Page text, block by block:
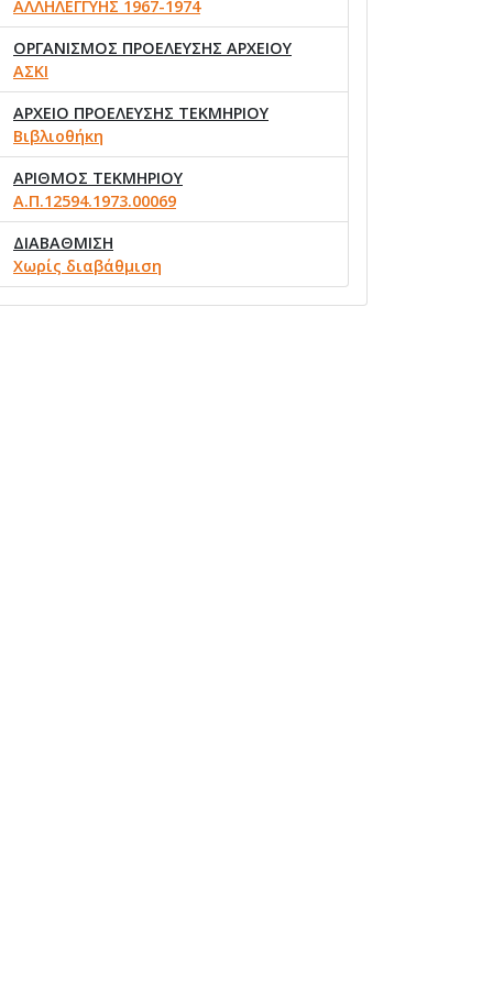
ΑΛΛΗΛΕΓΓΥΗΣ 1967-1974
ΟΡΓΑΝΙΣΜΟΣ ΠΡΟΕΛΕΥΣΗΣ ΑΡΧΕΙΟΥ
ΑΣΚΙ
ΑΡΧΕΙΟ ΠΡΟΕΛΕΥΣΗΣ ΤΕΚΜΗΡΙΟΥ
Βιβλιοθήκη
ΑΡΙΘΜΟΣ ΤΕΚΜΗΡΙΟΥ
Α.Π.12594.1973.00069
ΔΙΑΒΑΘΜΙΣΗ
Χωρίς διαβάθμιση